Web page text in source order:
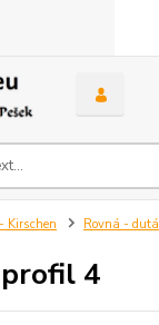
Kirschen Rovná - dutá
4